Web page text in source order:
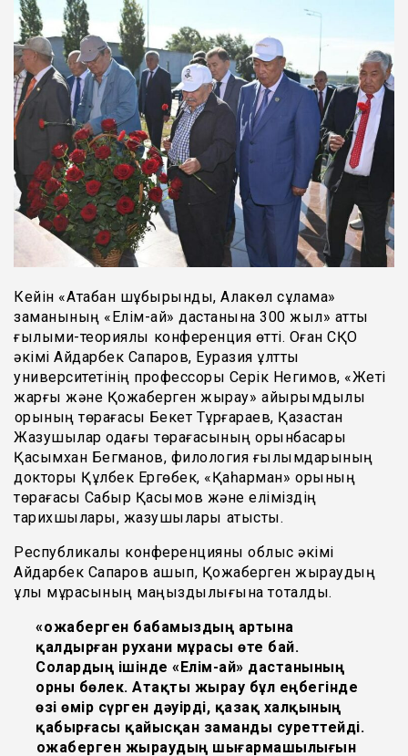
Кейін «Ақтабан шұбырынды, Алқакөл сұлама»
заманының «Елім-ай» дастанына 300 жыл» атты
ғылыми-теориялық конференция өтті. Оған СҚО
әкімі Айдарбек Сапаров, Еуразия ұлттық
университетінің профессоры Серік Негимов, «Жеті
жарғы және Қожаберген жырау» қайырымдылық
қорының төрағасы Бекет Тұрғараев, Қазақстан
Жазушылар одағы төрағасының орынбасары
Қасымхан Бегманов, филология ғылымдарының
докторы Құлбек Ергөбек, «Қаһарман» қорының
төрағасы Сабыр Қасымов және еліміздің
тарихшылары, жазушылары қатысты.
Республикалық конференцияны облыс әкімі
Айдарбек Сапаров ашып, Қожаберген жыраудың
ұлы мұрасының маңыздылығына тоқталды.
«Қожаберген бабамыздың артына
қалдырған рухани мұрасы өте бай.
Солардың ішінде «Елім-ай» дастанының
орны бөлек. Атақты жырау бұл еңбегінде
өзі өмір сүрген дәуірді, қазақ халқының
қабырғасы қайысқан заманды суреттейді.
Қожаберген жыраудың шығармашылығын